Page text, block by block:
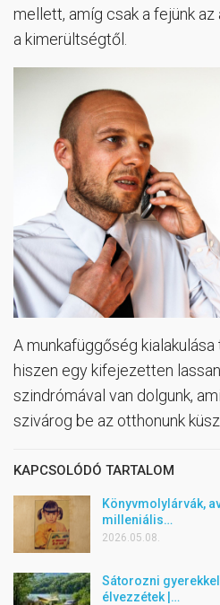
mellett, amíg csak a fejünk az
a kimerültségtől.
A munkafüggőség
hiszen egy kifejezetten
szindrómával van dolgunk,
szivárog be az otthonunk
KAPCSOLÓDÓ TARTALOM
Könyvmolylárvák,
milleniális…
2026.05.08.
Sátorozni
élvezzétek |…